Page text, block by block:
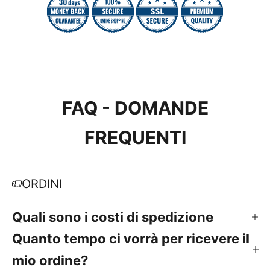
FAQ - DOMANDE
FREQUENTI
ORDINI
Quali sono i costi di spedizione
Quanto tempo ci vorrà per ricevere il
mio ordine?